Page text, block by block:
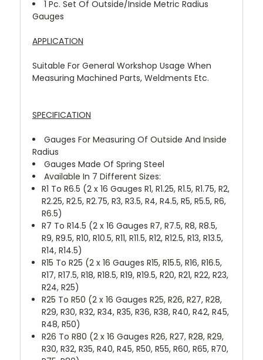
1 Pc. Set Of Outside/Inside Metric Radius
Gauges
APPLICATION
Suitable For General Workshop Usage When
Measuring Machined Parts, Weldments Etc.
SPECIFICATION
Gauges For Measuring Of Outside And Inside
Radius
Gauges Made Of Spring Steel
Available In 7 Different Sizes:
R1 To R6.5 (2 x 16 Gauges R1, R1.25, R1.5, R1.75, R2,
R2.25, R2.5, R2.75, R3, R3.5, R4, R4.5, R5, R5.5, R6,
R6.5)
R7 To R14.5 (2 x 16 Gauges R7, R7.5, R8, R8.5,
R9, R9.5, R10, R10.5, R11, R11.5, R12, R12.5, R13, R13.5,
R14, R14.5)
R15 To R25 (2 x 16 Gauges R15, R15.5, R16, R16.5,
R17, R17.5, R18, R18.5, R19, R19.5, R20, R21, R22, R23,
R24, R25)
R25 To R50 (2 x 16 Gauges R25, R26, R27, R28,
R29, R30, R32, R34, R35, R36, R38, R40, R42, R45,
R48, R50)
R26 To R80 (2 x 16 Gauges R26, R27, R28, R29,
R30, R32, R35, R40, R45, R50, R55, R60, R65, R70,